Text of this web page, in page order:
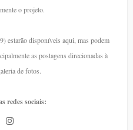
o projeto.
estarão disponíveis aqui, mas podem
as postagens direcionadas à
de fotos.
redes sociais: